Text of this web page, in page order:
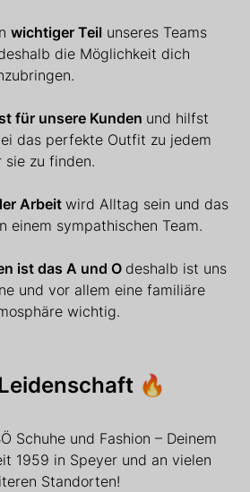
wichtiger Teil unseres Teams
die Möglichkeit dich
für unsere Kunden und hilfst
das perfekte Outfit zu jedem
sie zu finden.
Arbeit wird Alltag sein und das
einem sympathischen Team.
ist das A und O deshalb ist uns
und vor allem eine familiäre
wichtig.
🔥
Schuhe und Fashion – Deinem
1959 in Speyer und an vielen
Standorten!